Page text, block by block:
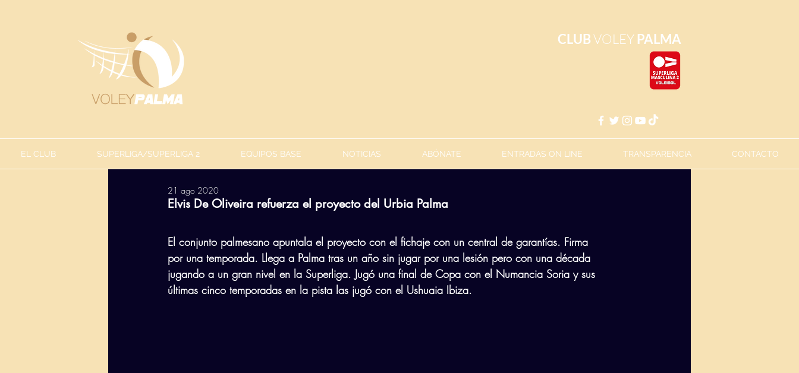
CLUBVOLEY PALMA
EL CLUB SUPERLIGA/SUPERLIGA 2 EQUIPOS BASE NOTICIAS ABÓNATE ENTRADAS ON LINE TRANSPARENCIA CONTACTO
21 ago 2020
Elvis De Oliveira refuerza el proyecto del Urbia Palma
El conjunto palmesano apuntala el proyecto con el fichaje con un central de garantías. Firma
por una temporada. Llega a Palma tras un año sin jugar por una lesión pero con una década
jugando a un gran nivel en la Superliga. Jugó una final de Copa con el Numancia Soria y sus
últimas cinco temporadas en la pista las jugó con el Ushuaia Ibiza.